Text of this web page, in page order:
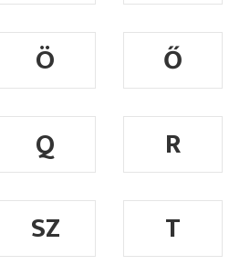
Ö
Ő
Q
R
SZ
T